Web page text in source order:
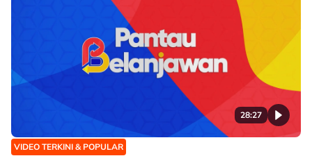
28:27
VIDEO TERKINI & POPULAR